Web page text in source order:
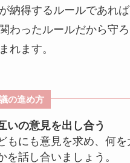
納得するルールであれ
関わったルールだから守
れます。
の進め方
いの意見を出し合う
もにも意見を求め、何を
を話し合いましょう。